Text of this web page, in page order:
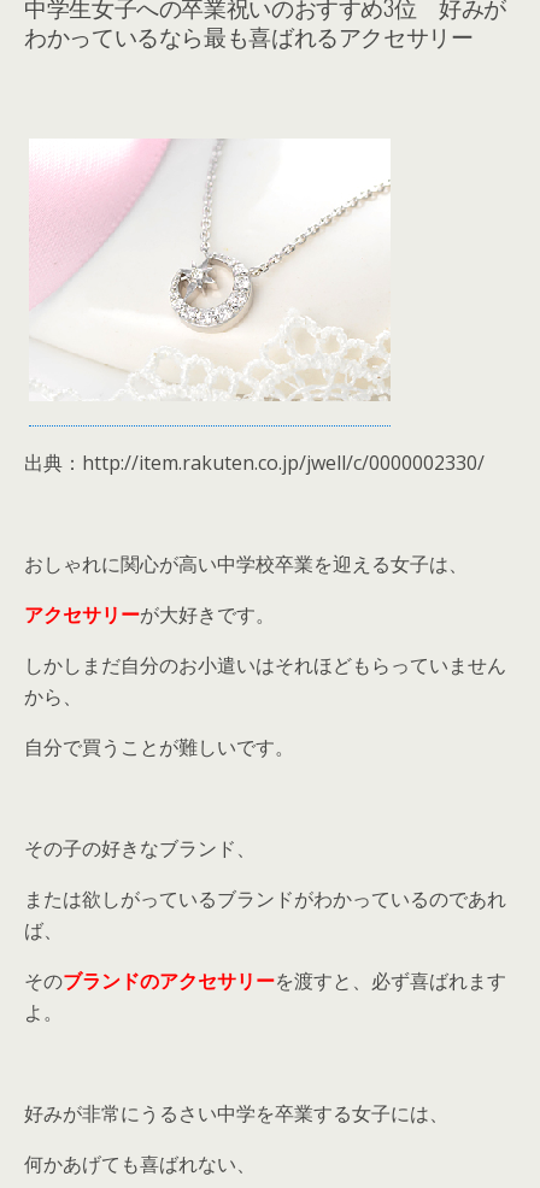
中学生女子への卒業祝いのおすすめ3位 好みが
わかっているなら最も喜ばれるアクセサリー
出典：http://item.rakuten.co.jp/jwell/c/0000002330/
おしゃれに関心が高い中学校卒業を迎える女子は、
アクセサリーが大好きです。
しかしまだ自分のお小遣いはそれほどもらっていません
から、
自分で買うことが難しいです。
その子の好きなブランド、
または欲しがっているブランドがわかっているのであれ
ば、
そのブランドのアクセサリーを渡すと、必ず喜ばれます
よ。
好みが非常にうるさい中学を卒業する女子には、
何かあげても喜ばれない、